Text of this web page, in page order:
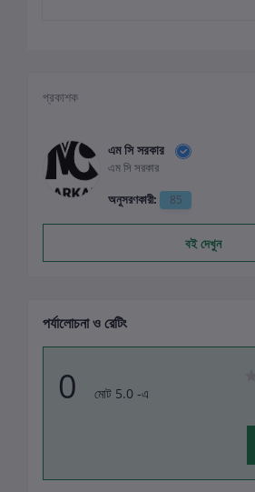
প্রকাশক
এম সি সরকার
এম সি সরকার
অনুসরণকারী:
85
বই দেখুন
পর্যালোচনা ও রেটিং
0 মোট 5.0 -এ